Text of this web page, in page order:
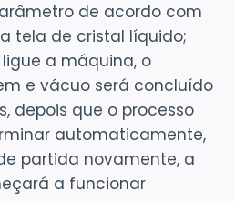
de acordo com
tela de cristal líquido;
a máquina, o
e vácuo será concluído
depois que o processo
automaticamente,
partida novamente, a
a funcionar